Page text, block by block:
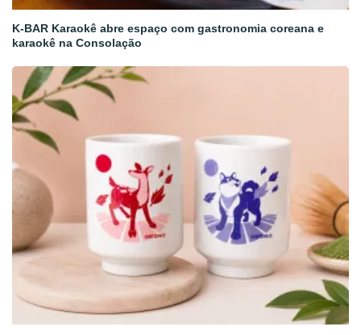
K-BAR Karaokê abre espaço com gastronomia coreana e
karaokê na Consolação